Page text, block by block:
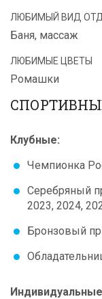
ЛЮБИМЫЙ ВИД
Баня, массаж
ЛЮБИМЫЕ ЦВЕТЫ
Ромашки
Клубные:
Чемпионка
Серебряный
2023, 2024,
Бронзовый